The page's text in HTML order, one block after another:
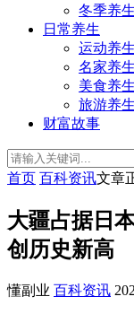
冬季养生
日常养生
运动养生
名家养生
美食养生
旅游养生
财富故事
首页 百科资讯文章
大疆占据日
创历史新高
懂副业 百科资讯